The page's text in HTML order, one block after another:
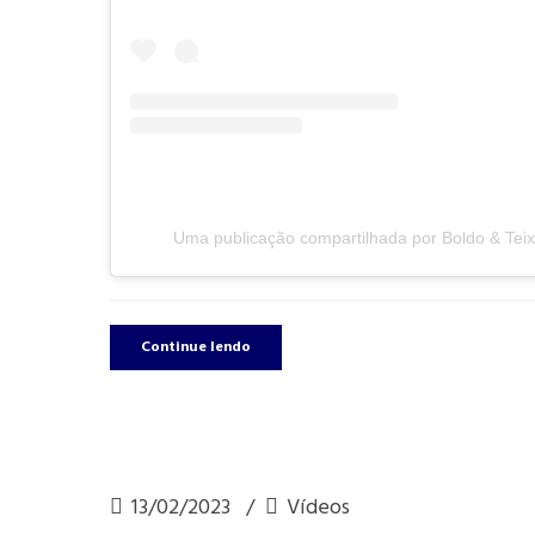
Uma publicação compartilhada por Boldo &
Continue lendo
13/02/2023 Vídeos